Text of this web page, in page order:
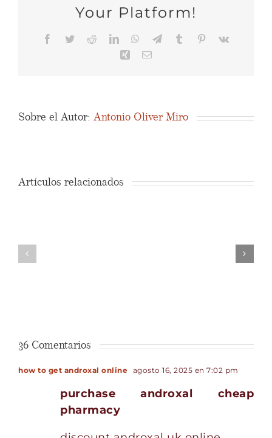
Your Platform!
Facebook
TwitterRedditLinkedInWhatsApp
TelegramTumblr Pinterest
Vk
XingCorreo
Sobre el Autor: Antonio Oliver Miro
Artículos relacionadosOperaciones
Hacienda
Compra
usados
36 Comentarios
how to get androxal online agosto 16, 2025 en 7:02 pm
purchase androxal cheap
pharmacy